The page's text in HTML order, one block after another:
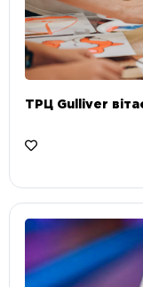
ТРЦ Gulliver